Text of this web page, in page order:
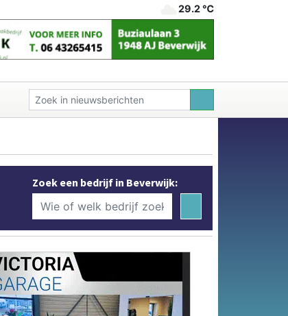
29.2 ℃
Zoek een bedrijf in Beverwijk: